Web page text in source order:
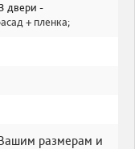
двери -
+ пленка;
размерам и